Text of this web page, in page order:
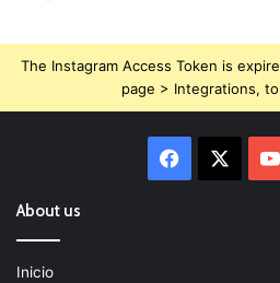
The Instagram Access Token is
page > Integrations,
Facebook
About us
Inicio